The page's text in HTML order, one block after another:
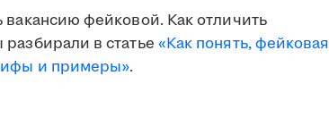
фейковой. Как отличить
в статье «Как понять, фейковая
и примеры».